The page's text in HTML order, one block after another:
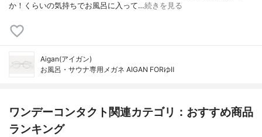
か！くらいの気持ちでお風呂に入って…続きを見る
Aigan(アイガン)
お風呂・サウナ専用メガネ AIGAN FORゆⅡ
ワンデーコンタクト関連カテゴリ：おすすめ商品
ランキング